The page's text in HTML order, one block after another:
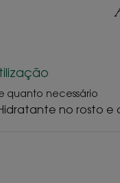
quanto necessário
no rosto